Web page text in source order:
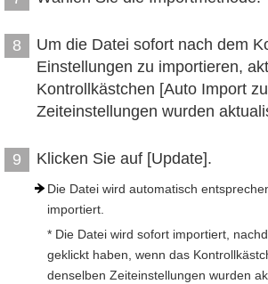
8
Um die Datei sofort nach dem
Einstellungen zu importieren,
Kontrollkästchen [Auto Import
Zeiteinstellungen wurden
9 Klicken Sie auf [Update].
Die Datei wird automatisch
importiert.
* Die Datei wird sofort importiert,
geklickt haben, wenn das
denselben Zeiteinstellungen wurden